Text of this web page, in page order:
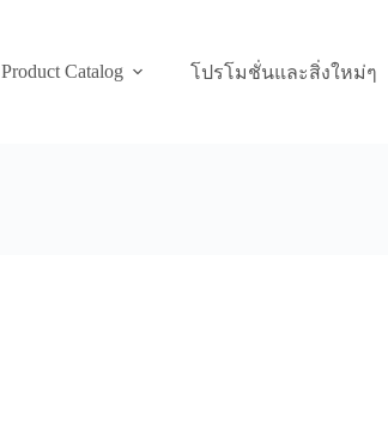
Product Catalog
โปรโมชั่นและสิ่งใหม่ๆ